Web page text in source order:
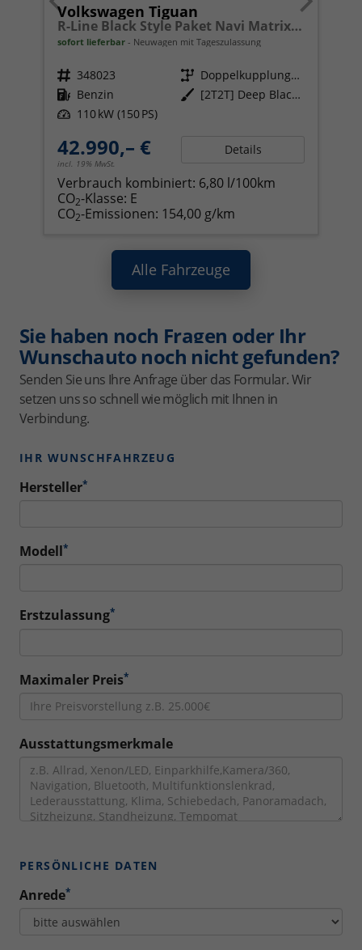
Volkswagen Tiguan
R-Line Black Style Paket Navi Matrix-LED ACC
sofort lieferbar Neuwagen mit Tageszulassung
Fahrzeugnr. 348023 Getriebe
Doppelkupplungsgetriebe (DSG)
Kraftstoff Benzin Außenfarbe
[2T2T] Deep Black Perleffekt
Leistung 110 kW (150 PS)
42.990,– €
incl. 19% MwSt.
Details
Verbrauch kombiniert: 6,80 l/100km
CO2-Klasse: E
CO2-Emissionen: 154,00 g/km
Alle Fahrzeuge
Sie haben noch Fragen oder Ihr
Wunschauto noch nicht gefunden?
Senden Sie uns Ihre Anfrage über das Formular. Wir
setzen uns so schnell wie möglich mit Ihnen in
Verbindung.
IHR WUNSCHFAHRZEUG
Hersteller*
Modell*
Erstzulassung*
Maximaler Preis*
Ausstattungsmerkmale
PERSÖNLICHE DATEN
Anrede*